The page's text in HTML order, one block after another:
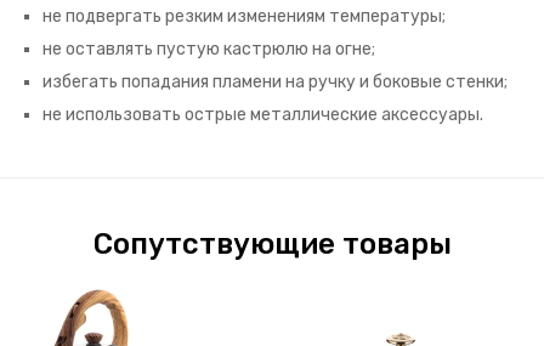
не подвергать резким изменениям температуры;
не оставлять пустую кастрюлю на огне;
избегать попадания пламени на ручку и боковые стенки;
не использовать острые металлические аксессуары.
Сопутствующие товары